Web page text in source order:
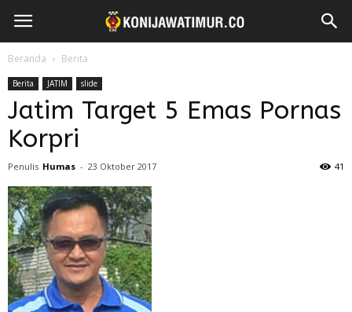
Beranda Berita
Berita JATIM slide
Jatim Target 5 Emas Pornas
Korpri
Penulis Humas - 23 Oktober 2017 41